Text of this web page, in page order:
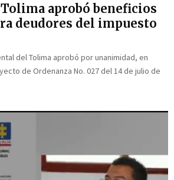
aprobó beneficios
deudores del impuesto
del Tolima aprobó por unanimidad, en
de Ordenanza No. 027 del 14 de julio de